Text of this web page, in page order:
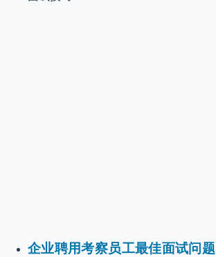
企业聘用考察员工最佳面试问题